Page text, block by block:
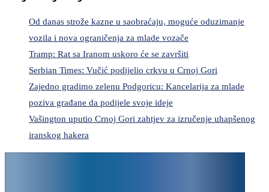
Od danas strože kazne u saobraćaju, moguće oduzimanje
vozila i nova ograničenja za mlade vozače
Tramp: Rat sa Iranom uskoro će se završiti
Serbian Times: Vučić podijelio crkvu u Crnoj Gori
Zajedno gradimo zelenu Podgoricu: Kancelarija za mlade
poziva građane da podijele svoje ideje
Vašington uputio Crnoj Gori zahtjev za izručenje uhapšenog
iranskog hakera